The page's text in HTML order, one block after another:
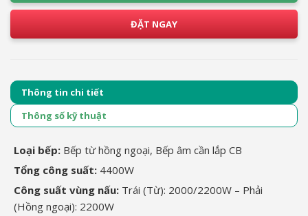
ĐẶT NGAY
Thông tin chi tiết
Thông số kỹ thuật
Loại bếp: Bếp từ hồng ngoại, Bếp âm cần lắp CB
Tổng công suất: 4400W
Công suất vùng nấu: Trái (Từ): 2000/2200W – Phải
(Hồng ngoại): 2200W